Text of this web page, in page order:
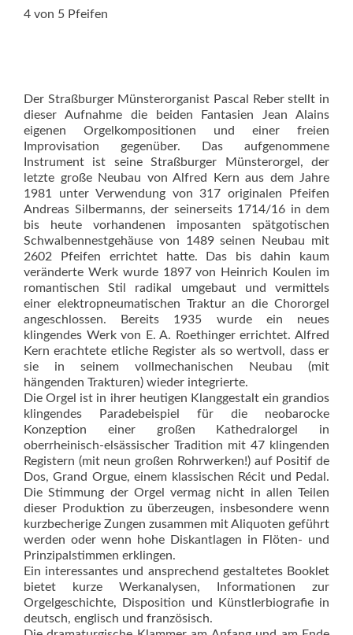
4 von 5 Pfeifen
Der Straßburger Münsterorganist Pascal Reber stellt in
dieser Aufnahme die beiden Fantasien Jean Alains
eigenen Orgelkompositionen und einer freien
Improvisation gegenüber. Das aufgenommene
Instrument ist seine Straßburger Münsterorgel, der
letzte große Neubau von Alfred Kern aus dem Jahre
1981 unter Verwendung von 317 originalen Pfeifen
Andreas Silbermanns, der seinerseits 1714/16 in dem
bis heute vorhandenen imposanten spätgotischen
Schwalbennestgehäuse von 1489 seinen Neubau mit
2602 Pfeifen errichtet hatte. Das bis dahin kaum
veränderte Werk wurde 1897 von Heinrich Koulen im
romantischen Stil radikal umgebaut und vermittels
einer elektropneumatischen Traktur an die Chororgel
angeschlossen. Bereits 1935 wurde ein neues
klingendes Werk von E. A. Roethinger errichtet. Alfred
Kern erachtete etliche Register als so wertvoll, dass er
sie in seinem vollmechanischen Neubau (mit
hängenden Trakturen) wieder integrierte.
Die Orgel ist in ihrer heutigen Klanggestalt ein grandios
klingendes Paradebeispiel für die neobaro­cke
Konzeption einer großen Ka­thed­ralorgel in
oberrheinisch-elsässischer Tradition mit 47 klingenden
Regis­tern (mit neun großen Rohrwerken!) auf Positif de
Dos, Grand Orgue, einem klassischen Récit und Pedal.
Die Stimmung der Orgel vermag nicht in allen Teilen
dieser Produktion zu überzeugen, insbesondere wenn
kurzbecherige Zungen zusammen mit Aliquoten geführt
werden oder wenn hohe Diskantlagen in Flöten- und
Prinzipalstimmen erklingen.
Ein interessantes und ansprechend gestaltetes Booklet
bietet kurze Werkanalysen, Informationen zur
Orgelgeschichte, Disposition und Künstlerbiografie in
deutsch, englisch und französisch.